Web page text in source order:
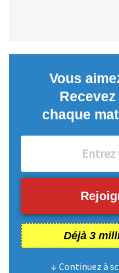
Vous
chaque
Déjà 3
↓ Continuez à